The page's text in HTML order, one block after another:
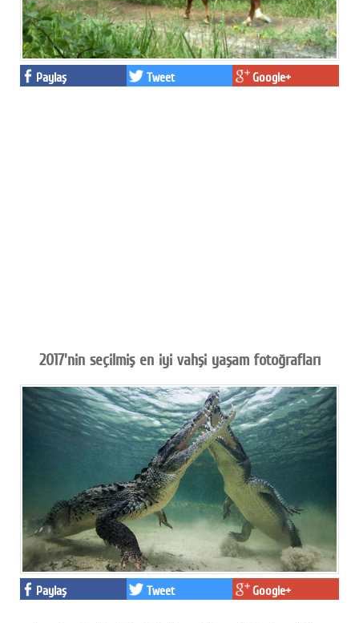
Paylaş Tweet Google+
2017'nin seçilmiş en iyi vahşi yaşam fotoğrafları
Paylaş Tweet Google+